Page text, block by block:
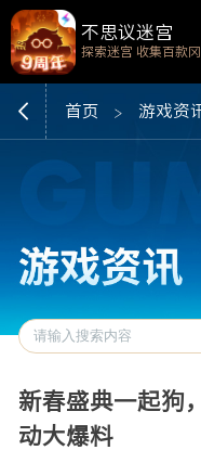
不思议迷宫
探索迷宫 收集百款
首页 游戏资
新春盛典一起狗
动大爆料